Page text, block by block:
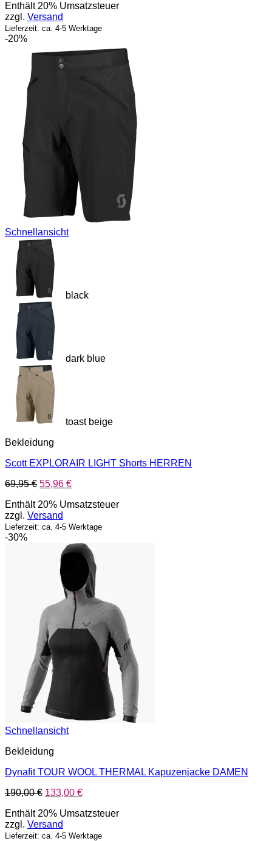
Enthält 20% Umsatzsteuer
zzgl. Versand
Lieferzeit: ca. 4-5 Werktage
-20%
Schnellansicht
black
dark blue
toast beige
Bekleidung
Scott EXPLORAIR LIGHT Shorts HERREN
69,95€ Ursprünglicher
war:
69,95 €
55,96 €Aktueller
ist:
Enthält 20% Umsatzsteuer
zzgl. Versand
Lieferzeit: ca. 4-5 Werktage
-30%
Schnellansicht
Bekleidung
Dynafit TOUR WOOL THERMAL Kapuzenjacke DAMEN
190,00€ Ursprünglicher
war:
190,00 €
133,00 €Aktueller
ist:
Enthält 20% Umsatzsteuer
zzgl. Versand
Lieferzeit: ca. 4-5 Werktage